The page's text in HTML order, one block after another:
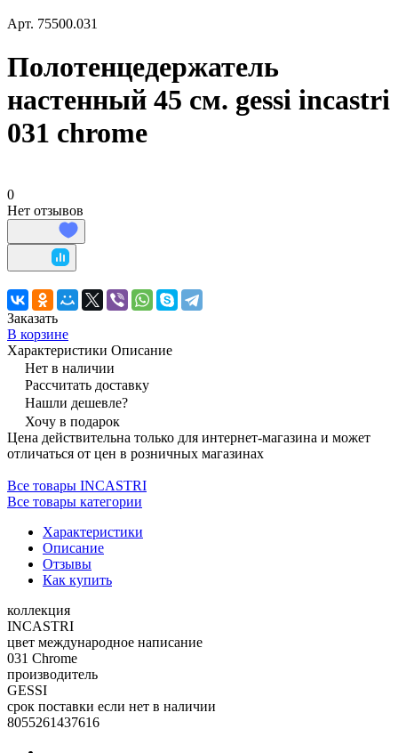
Арт. 75500.031
Полотенцедержатель
настенный 45 см. gessi incastri
031 chrome
0
Нет отзывов
Заказать
В корзине
Характеристики Описание
Нет в наличии
Рассчитать доставку
Нашли дешевле?
Хочу в подарок
Цена действительна только для интернет-магазина и может
отличаться от цен в розничных магазинах
Все товары INCASTRI
Все товары категории
Характеристики
Описание
Отзывы
Как купить
коллекция
INCASTRI
цвет международное написание
031 Chrome
производитель
GESSI
срок поставки если нет в наличии
8055261437616